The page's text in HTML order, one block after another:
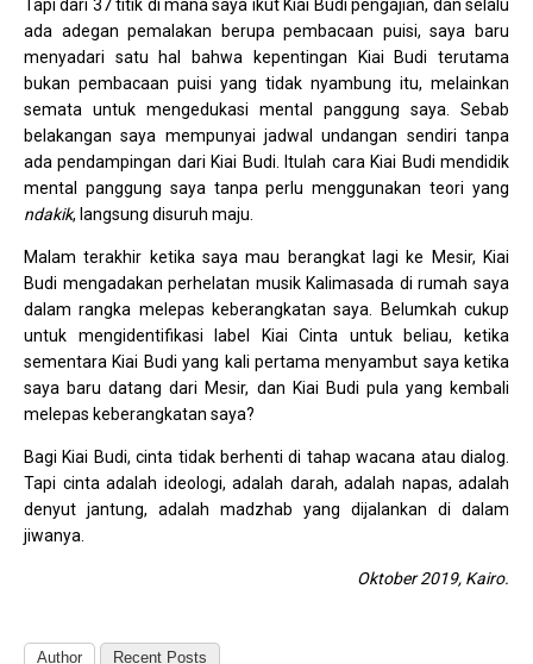
Tapi dari 37 titik di mana saya ikut Kiai Budi pengajian, dan selalu
ada adegan pemalakan berupa pembacaan puisi, saya baru
menyadari satu hal bahwa kepentingan Kiai Budi terutama
bukan pembacaan puisi yang tidak nyambung itu, melainkan
semata untuk mengedukasi mental panggung saya. Sebab
belakangan saya mempunyai jadwal undangan sendiri tanpa
ada pendampingan dari Kiai Budi. Itulah cara Kiai Budi mendidik
mental panggung saya tanpa perlu menggunakan teori yang
ndakik, langsung disuruh maju.
Malam terakhir ketika saya mau berangkat lagi ke Mesir, Kiai
Budi mengadakan perhelatan musik Kalimasada di rumah saya
dalam rangka melepas keberangkatan saya. Belumkah cukup
untuk mengidentifikasi label Kiai Cinta untuk beliau, ketika
sementara Kiai Budi yang kali pertama menyambut saya ketika
saya baru datang dari Mesir, dan Kiai Budi pula yang kembali
melepas keberangkatan saya?
Bagi Kiai Budi, cinta tidak berhenti di tahap wacana atau dialog.
Tapi cinta adalah ideologi, adalah darah, adalah napas, adalah
denyut jantung, adalah madzhab yang dijalankan di dalam
jiwanya.
Oktober 2019, Kairo.
Author Recent Posts